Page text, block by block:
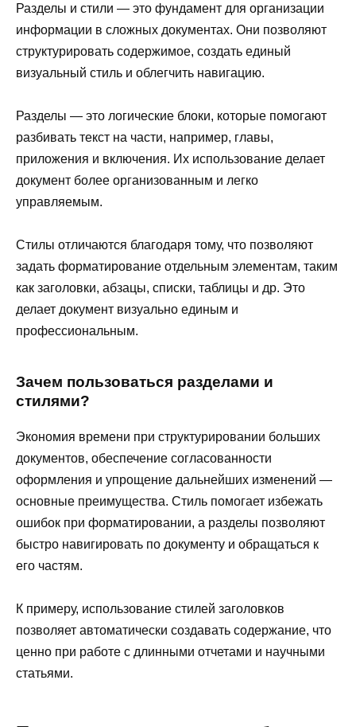
Разделы и стили — это фундамент для организации
информации в сложных документах. Они позволяют
структурировать содержимое, создать единый
визуальный стиль и облегчить навигацию.
Разделы — это логические блоки, которые помогают
разбивать текст на части, например, главы,
приложения и включения. Их использование делает
документ более организованным и легко
управляемым.
Стилы отличаются благодаря тому, что позволяют
задать форматирование отдельным элементам, таким
как заголовки, абзацы, списки, таблицы и др. Это
делает документ визуально единым и
профессиональным.
Зачем пользоваться разделами и
стилями?
Экономия времени при структурировании больших
документов, обеспечение согласованности
оформления и упрощение дальнейших изменений —
основные преимущества. Стиль помогает избежать
ошибок при форматировании, а разделы позволяют
быстро навигировать по документу и обращаться к
его частям.
К примеру, использование стилей заголовков
позволяет автоматически создавать содержание, что
ценно при работе с длинными отчетами и научными
статьями.